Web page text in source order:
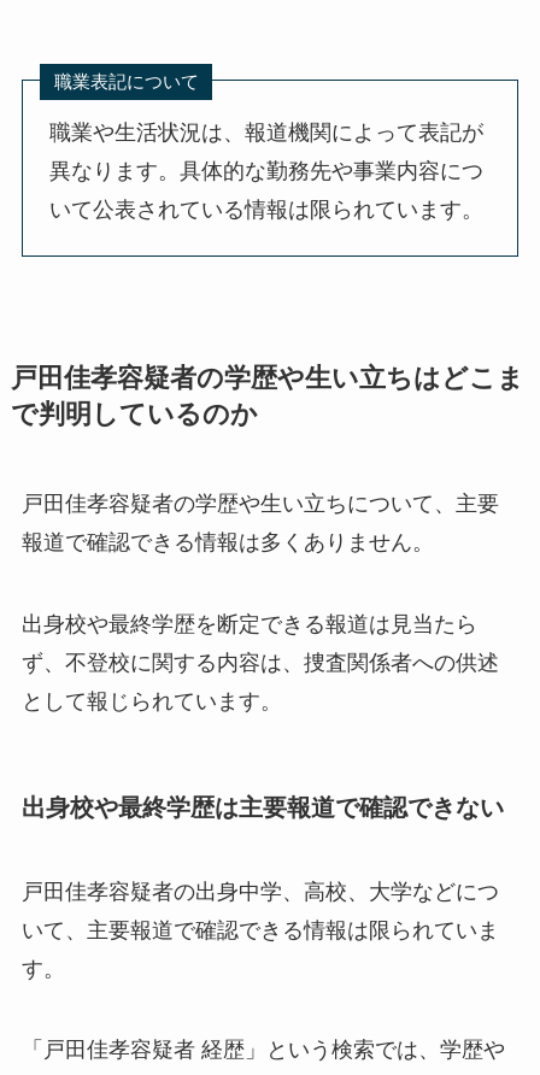
職業表記について
職業や生活状況は、報道機関によって表記が
異なります。具体的な勤務先や事業内容につ
いて公表されている情報は限られています。
戸田佳孝容疑者の学歴や生い立ちはどこま
で判明しているのか
戸田佳孝容疑者の学歴や生い立ちについて、主要
報道で確認できる情報は多くありません。
出身校や最終学歴を断定できる報道は見当たら
ず、不登校に関する内容は、捜査関係者への供述
として報じられています。
出身校や最終学歴は主要報道で確認できない
戸田佳孝容疑者の出身中学、高校、大学などにつ
いて、主要報道で確認できる情報は限られていま
す。
「戸田佳孝容疑者 経歴」という検索では、学歴や